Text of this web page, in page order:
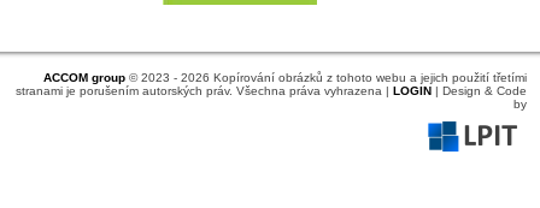
ACCOM group© 2023 - 2026 Kopírování obrázků z tohoto webu a jejich použití třetími
stranami je porušením autorských práv. Všechna práva vyhrazena | LOGIN| Design & Code
by